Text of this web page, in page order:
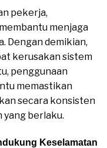
pekerja,
menjaga
Dengan demikian,
kerusakan sistem
penggunaan
memastikan
secara konsisten
yang berlaku.
Keselamatan